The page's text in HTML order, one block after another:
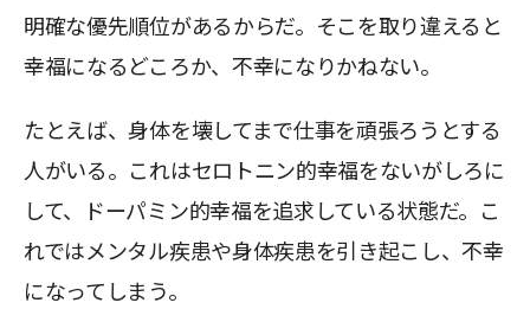
明確な優先順位があるからだ。そこを取り違えると
幸福になるどころか、不幸になりかねない。
たとえば、身体を壊してまで仕事を頑張ろうとする
人がいる。これはセロトニン的幸福をないがしろに
して、ドーパミン的幸福を追求している状態だ。こ
れではメンタル疾患や身体疾患を引き起こし、不幸
になってしまう。